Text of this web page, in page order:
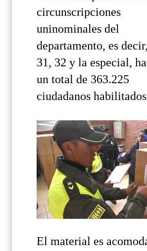
circunscripciones
uninominales del
departamento, es
31, 32 y la especial,
un total de 363.225
ciudadanos
El material es